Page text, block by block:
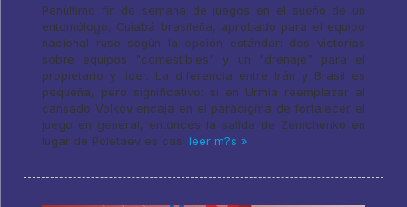
Penúltimo fin de semana de juegos en el sueño de un
entomólogo, Cuiabá brasileña, aprobado para el equipo
nacional ruso según la opción estándar: dos victorias
sobre equipos "comestibles" y un "drenaje" para el
propietario y líder. La diferencia entre Irán y Brasil es
pequeña, pero significativo: si en Urmia reemplazar al
cansado Volkov encaja en el paradigma de fortalecer el
juego en general, entonces la salida de Zemchenko en
lugar de Poletaev es casi leer m?s »